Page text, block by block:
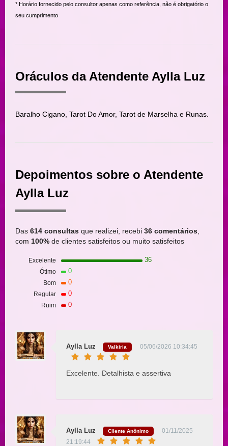
* Horário fornecido pelo consultor apenas como referência, não é obrigatório o
seu cumprimento
Oráculos da Atendente Aylla Luz
Baralho Cigano, Tarot Do Amor, Tarot de Marselha e Runas.
Depoimentos sobre o Atendente
Aylla Luz
Das 614 consultas que realizei, recebi 36 comentários
com 100% de clientes satisfeitos ou muito satisfeitos
Excelente 36
Ótimo 0
Bom 0
Regular 0
Ruim 0
Aylla Luz Valkiria 05/06/2026 10:34:45
Excelente. Detalhista e assertiva
Aylla Luz Cliente Anônimo
01/11/2025
21:19:44